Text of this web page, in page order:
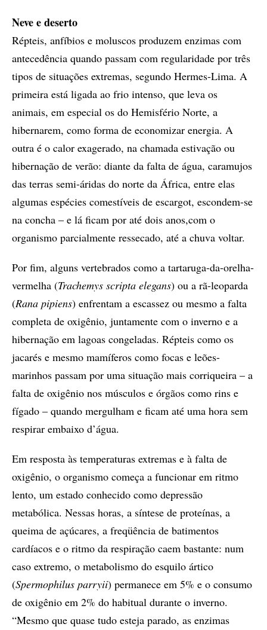
Neve e deserto
Répteis, anfíbios e moluscos produzem enzimas com
antecedência quando passam com regularidade por três
tipos de situações extremas, segundo Hermes-Lima. A
primeira está ligada ao frio intenso, que leva os
animais, em especial os do Hemisfério Norte, a
hibernarem, como forma de economizar energia. A
outra é o calor exagerado, na chamada estivação ou
hibernação de verão: diante da falta de água, caramujos
das terras semi-áridas do norte da África, entre elas
algumas espécies comestíveis de escargot, escondem-se
na concha – e lá ficam por até dois anos,com o
organismo parcialmente ressecado, até a chuva voltar.
Por fim, alguns vertebrados como a tartaruga-da-orelha-
vermelha (Trachemys scripta elegans) ou a rã-leoparda
(Rana pipiens) enfrentam a escassez ou mesmo a falta
completa de oxigênio, juntamente com o inverno e a
hibernação em lagoas congeladas. Répteis como os
jacarés e mesmo mamíferos como focas e leões-
marinhos passam por uma situação mais corriqueira – a
falta de oxigênio nos músculos e órgãos como rins e
fígado – quando mergulham e ficam até uma hora sem
respirar embaixo d’água.
Em resposta às temperaturas extremas e à falta de
oxigênio, o organismo começa a funcionar em ritmo
lento, um estado conhecido como depressão
metabólica. Nessas horas, a síntese de proteínas, a
queima de açúcares, a freqüência de batimentos
cardíacos e o ritmo da respiração caem bastante: num
caso extremo, o metabolismo do esquilo ártico
(Spermophilus parryii) permanece em 5% e o consumo
de oxigênio em 2% do habitual durante o inverno.
“Mesmo que quase tudo esteja parado, as enzimas